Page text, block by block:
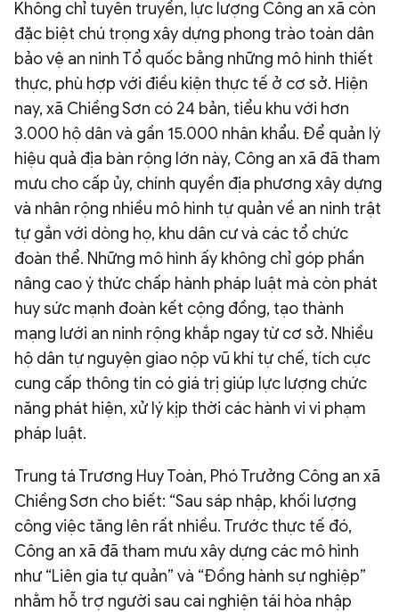
Không chỉ tuyên truyền, lực lượng Công an xã còn
đặc biệt chú trọng xây dựng phong trào toàn dân
bảo vệ an ninh Tổ quốc bằng những mô hình thiết
thực, phù hợp với điều kiện thực tế ở cơ sở. Hiện
nay, xã Chiềng Sơn có 24 bản, tiểu khu với hơn
3.000 hộ dân và gần 15.000 nhân khẩu. Để quản lý
hiệu quả địa bàn rộng lớn này, Công an xã đã tham
mưu cho cấp ủy, chính quyền địa phương xây dựng
và nhân rộng nhiều mô hình tự quản về an ninh trật
tự gắn với dòng họ, khu dân cư và các tổ chức
đoàn thể. Những mô hình ấy không chỉ góp phần
nâng cao ý thức chấp hành pháp luật mà còn phát
huy sức mạnh đoàn kết cộng đồng, tạo thành
mạng lưới an ninh rộng khắp ngay từ cơ sở. Nhiều
hộ dân tự nguyện giao nộp vũ khí tự chế, tích cực
cung cấp thông tin có giá trị giúp lực lượng chức
năng phát hiện, xử lý kịp thời các hành vi vi phạm
pháp luật.
Trung tá Trương Huy Toàn, Phó Trưởng Công an xã
Chiềng Sơn cho biết: “Sau sáp nhập, khối lượng
công việc tăng lên rất nhiều. Trước thực tế đó,
Công an xã đã tham mưu xây dựng các mô hình
như “Liên gia tự quản” và “Đồng hành sự nghiệp”
nhằm hỗ trợ người sau cai nghiện tái hòa nhập